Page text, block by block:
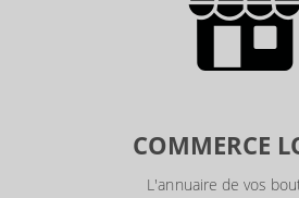
COMMERCE
L'annuaire de vos